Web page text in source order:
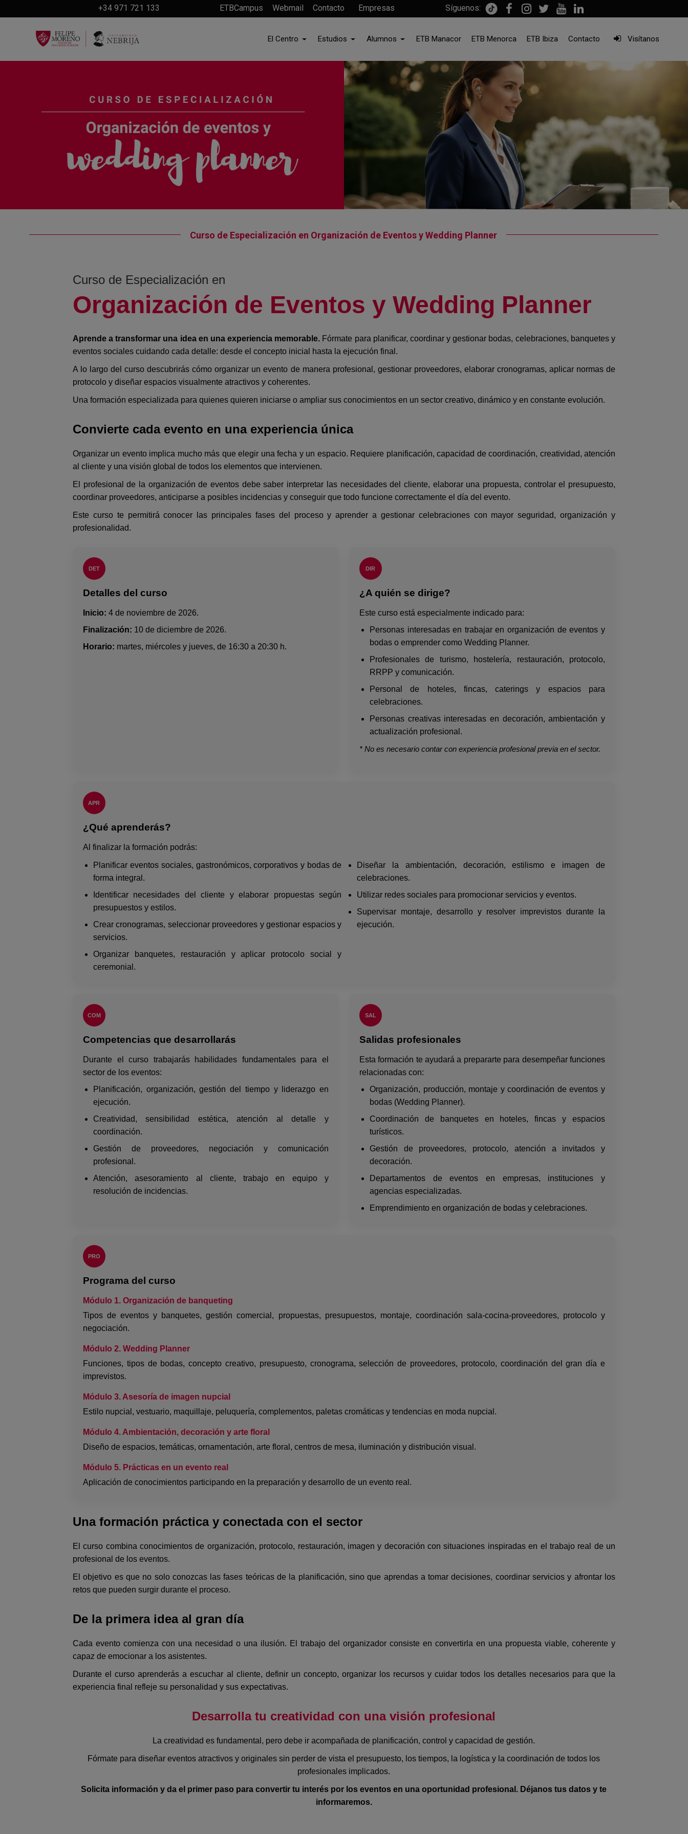
+34 971 721 133 ETBCampus Webmail Contacto Empresas Síguenos:
El Centro Estudios Alumnos ETB Manacor ETB Menorca ETB Ibiza Contacto Visítanos
Curso de Especialización en Organización de Eventos y Wedding Planner
Curso de Especialización en
Organización de Eventos y Wedding Planner
Aprende a transformar una idea en una experiencia memorable. Fórmate para planificar, coordinar y gestionar bodas, celebraciones, banquetes y
eventos sociales cuidando cada detalle: desde el concepto inicial hasta la ejecución final.
A lo largo del curso descubrirás cómo organizar un evento de manera profesional, gestionar proveedores, elaborar cronogramas, aplicar normas de
protocolo y diseñar espacios visualmente atractivos y coherentes.
Una formación especializada para quienes quieren iniciarse o ampliar sus conocimientos en un sector creativo, dinámico y en constante evolución.
Convierte cada evento en una experiencia única
Organizar un evento implica mucho más que elegir una fecha y un espacio. Requiere planificación, capacidad de coordinación, creatividad, atención
al cliente y una visión global de todos los elementos que intervienen.
El profesional de la organización de eventos debe saber interpretar las necesidades del cliente, elaborar una propuesta, controlar el presupuesto,
coordinar proveedores, anticiparse a posibles incidencias y conseguir que todo funcione correctamente el día del evento.
Este curso te permitirá conocer las principales fases del proceso y aprender a gestionar celebraciones con mayor seguridad, organización y
profesionalidad.
DET
Detalles del curso
Inicio: 4 de noviembre de 2026.
Finalización: 10 de diciembre de 2026.
Horario: martes, miércoles y jueves, de 16:30 a 20:30 h.
DIR
¿A quién se dirige?
Este curso está especialmente indicado para:
Personas interesadas en trabajar en organización de eventos y
bodas o emprender como Wedding Planner.
Profesionales de turismo, hostelería, restauración, protocolo,
RRPP y comunicación.
Personal de hoteles, fincas, caterings y espacios para
celebraciones.
Personas creativas interesadas en decoración, ambientación y
actualización profesional.
* No es necesario contar con experiencia profesional previa en el sector.
APR
¿Qué aprenderás?
Al finalizar la formación podrás:
Planificar eventos sociales, gastronómicos, corporativos y bodas de
forma integral.
Identificar necesidades del cliente y elaborar propuestas según
presupuestos y estilos.
Crear cronogramas, seleccionar proveedores y gestionar espacios y
servicios.
Organizar banquetes, restauración y aplicar protocolo social y
ceremonial.
Diseñar la ambientación, decoración, estilismo e imagen de
celebraciones.
Utilizar redes sociales para promocionar servicios y eventos.
Supervisar montaje, desarrollo y resolver imprevistos durante la
ejecución.
COM
Competencias que desarrollarás
Durante el curso trabajarás habilidades fundamentales para el
sector de los eventos:
Planificación, organización, gestión del tiempo y liderazgo en
ejecución.
Creatividad, sensibilidad estética, atención al detalle y
coordinación.
Gestión de proveedores, negociación y comunicación
profesional.
Atención, asesoramiento al cliente, trabajo en equipo y
resolución de incidencias.
SAL
Salidas profesionales
Esta formación te ayudará a prepararte para desempeñar funciones
relacionadas con:
Organización, producción, montaje y coordinación de eventos y
bodas (Wedding Planner).
Coordinación de banquetes en hoteles, fincas y espacios
turísticos.
Gestión de proveedores, protocolo, atención a invitados y
decoración.
Departamentos de eventos en empresas, instituciones y
agencias especializadas.
Emprendimiento en organización de bodas y celebraciones.
PRO
Programa del curso
Módulo 1. Organización de banqueting
Tipos de eventos y banquetes, gestión comercial, propuestas, presupuestos, montaje, coordinación sala-cocina-proveedores, protocolo y
negociación.
Módulo 2. Wedding Planner
Funciones, tipos de bodas, concepto creativo, presupuesto, cronograma, selección de proveedores, protocolo, coordinación del gran día e
imprevistos.
Módulo 3. Asesoría de imagen nupcial
Estilo nupcial, vestuario, maquillaje, peluquería, complementos, paletas cromáticas y tendencias en moda nupcial.
Módulo 4. Ambientación, decoración y arte floral
Diseño de espacios, temáticas, ornamentación, arte floral, centros de mesa, iluminación y distribución visual.
Módulo 5. Prácticas en un evento real
Aplicación de conocimientos participando en la preparación y desarrollo de un evento real.
Una formación práctica y conectada con el sector
El curso combina conocimientos de organización, protocolo, restauración, imagen y decoración con situaciones inspiradas en el trabajo real de un
profesional de los eventos.
El objetivo es que no solo conozcas las fases teóricas de la planificación, sino que aprendas a tomar decisiones, coordinar servicios y afrontar los
retos que pueden surgir durante el proceso.
De la primera idea al gran día
Cada evento comienza con una necesidad o una ilusión. El trabajo del organizador consiste en convertirla en una propuesta viable, coherente y
capaz de emocionar a los asistentes.
Durante el curso aprenderás a escuchar al cliente, definir un concepto, organizar los recursos y cuidar todos los detalles necesarios para que la
experiencia final refleje su personalidad y sus expectativas.
Desarrolla tu creatividad con una visión profesional
La creatividad es fundamental, pero debe ir acompañada de planificación, control y capacidad de gestión.
Fórmate para diseñar eventos atractivos y originales sin perder de vista el presupuesto, los tiempos, la logística y la coordinación de todos los
profesionales implicados.
Solicita información y da el primer paso para convertir tu interés por los eventos en una oportunidad profesional. Déjanos tus datos y te
informaremos.